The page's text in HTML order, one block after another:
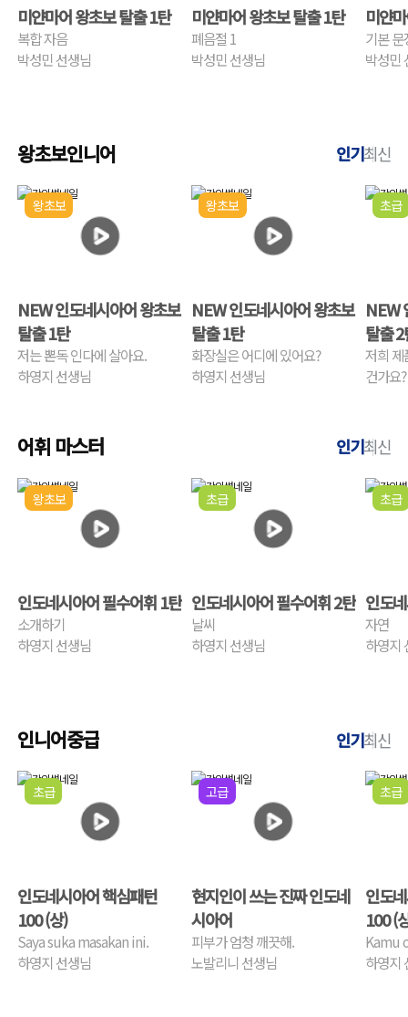
미얀마어 왕초보 탈출 1탄
복합 자음
박성민 선생님
미얀마어 왕초보 탈출 1탄
폐음절 1
박성민 선생님
미얀
기본 문
박성민
왕초보인니어 인기최신
왕초보
NEW 인도네시아어 왕초보
탈출 1탄
저는 뽄독 인다에 살아요.
하영지 선생님
왕초보
NEW 인도네시아어 왕초보
탈출 1탄
화장실은 어디에 있어요?
하영지 선생님
초급
NEW
탈출 2
저희 제
건가요?
어휘 마스터 인기최신
왕초보
인도네시아어 필수어휘 1탄
소개하기
하영지 선생님
초급
인도네시아어 필수어휘 2탄
날씨
하영지 선생님
초급
인도
자연
하영지
인니어중급 인기최신
초급
인도네시아어 핵심패턴
100 (상)
Saya suka masakan ini.
하영지 선생님
고급
현지인이 쓰는 진짜 인도네
시아어
피부가 엄청 깨끗해.
노발리니 선생님
초급
인도
100 (
Kamu
하영지